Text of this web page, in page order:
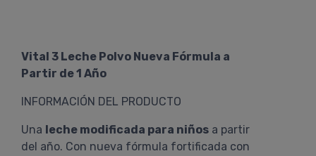
Vital 3 Leche Polvo Nueva Fórmula a
Partir de 1 Año
INFORMACIÓN DEL PRODUCTO
Una leche modificada para niños a partir
del año. Con nueva fórmula fortificada con